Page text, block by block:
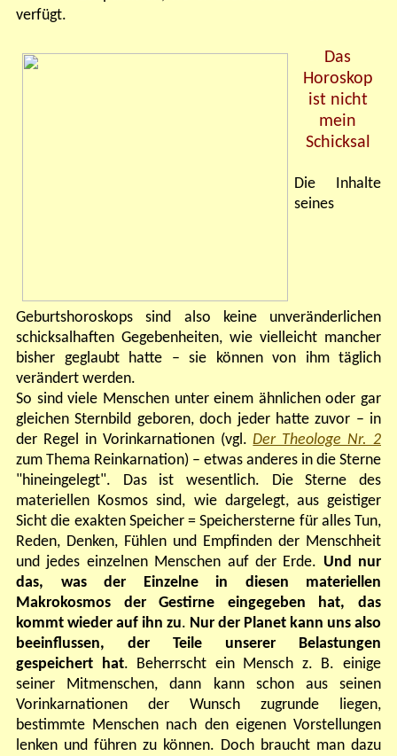
verfügt.
Das
Horoskop
ist nicht
mein
Schicksal
Die Inhalte
seines
Geburtshoroskops sind also keine unveränderlichen
schicksalhaften Gegebenheiten, wie vielleicht mancher
bisher geglaubt hatte – sie können von ihm täglich
verändert werden.
So sind viele Menschen unter einem ähnlichen oder gar
gleichen Sternbild geboren, doch jeder hatte zuvor – in
der Regel in Vorinkarnationen (vgl.Der Theologe Nr. 2
zum Thema Reinkarnation) – etwas anderes in die Sterne
"hineingelegt". Das ist wesentlich. Die Sterne des
materiellen Kosmos sind, wie dargelegt, aus geistiger
Sicht die exakten Speicher = Speichersterne für alles Tun,
Reden, Denken, Fühlen und Empfinden der Menschheit
und jedes einzelnen Menschen auf der Erde. Und nur
das, was der Einzelne in diesen materiellen
Makrokosmos der Gestirne eingegeben hat, das
kommt wieder auf ihn zu. Nur der Planet kann uns also
beeinflussen, der Teile unserer Belastungen
gespeichert hat. Beherrscht ein Mensch z. B. einige
seiner Mitmenschen, dann kann schon aus seinen
Vorinkarnationen der Wunsch zugrunde liegen,
bestimmte Menschen nach den eigenen Vorstellungen
lenken und führen zu können. Doch braucht man dazu